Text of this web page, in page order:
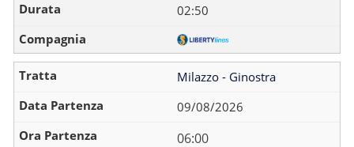
02:50
Milazzo - Ginostra
09/08/2026
06:00